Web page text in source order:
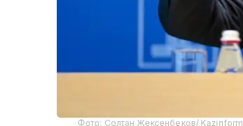
Фото: Солтан Жексенбеков/ Kazinform